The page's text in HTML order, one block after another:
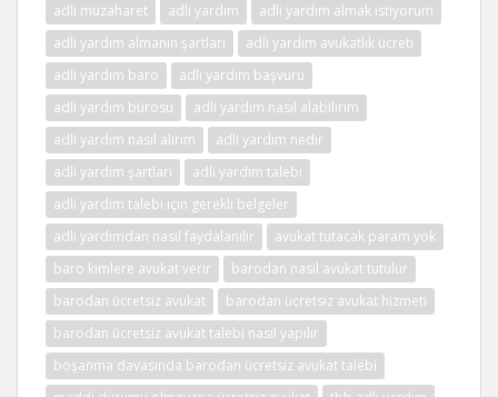
adli müzaharet adli yardım
adli yardım almak istiyorum
adli yardım almanın şartları
adli yardım avukatlık ücreti
adli yardım baro
adli yardım başvuru
adli yardım bürosu
adli yardım nasıl alabilirim
adli yardım nasıl alırım
adli yardım nedir
adli yardım şartları
adli yardım talebi
adli yardım talebi için gerekli belgeler
adli yardımdan nasıl faydalanılır
avukat tutacak param yok
baro kimlere avukat verir
barodan nasıl avukat tutulur
barodan ücretsiz avukat
barodan ücretsiz avukat hizmeti
barodan ücretsiz avukat talebi nasıl yapılır
boşanma davasında barodan ücretsiz avukat talebi